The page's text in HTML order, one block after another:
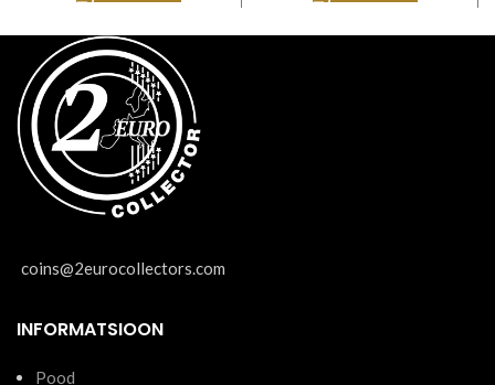
coins@2eurocollectors.com
INFORMATSIOON
Pood